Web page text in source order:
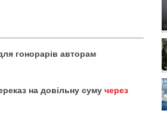
гонорарів авторам
на довільну суму через